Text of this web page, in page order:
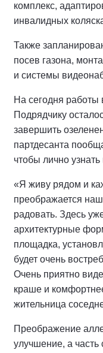
комплекс,
инвалидных
Также
посев газона,
и системы
На сегодня
Подрядчику
завершить
партдесанта
чтобы лично
«Я живу рядом и
преображается
радовать. Здесь
архитектурные
площадка,
будет очень
Очень приятно
краше и
жительница
Преображение
улучшение, а часть